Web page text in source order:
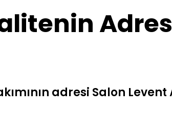
adresi Salon